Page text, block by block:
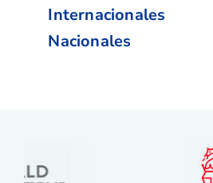
Internacionales
Nacionales